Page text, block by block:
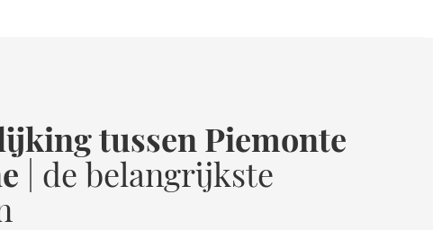
tussen Piemonte
| de belangrijkste